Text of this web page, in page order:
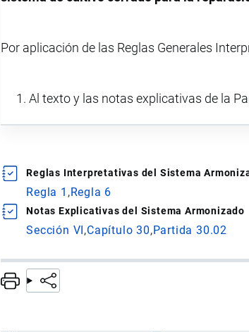
Por aplicación de las Reglas Generales
Al texto y las notas explicativas de la
Reglas Interpretativas del Sistema
Regla 1 Regla 6
Notas Explicativas del Sistema Armonizado
Sección VI Capítulo 30 Partida 30.02